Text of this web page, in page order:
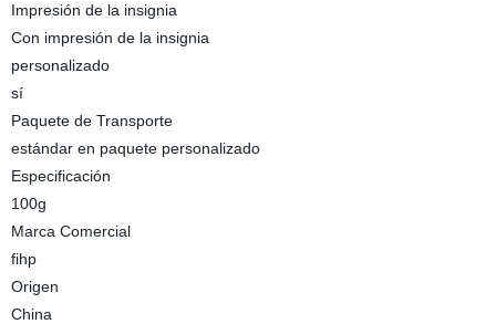
Impresión de la insignia
Con impresión de la insignia
personalizado
sí
Paquete de Transporte
estándar en paquete personalizado
Especificación
100g
Marca Comercial
fihp
Origen
China